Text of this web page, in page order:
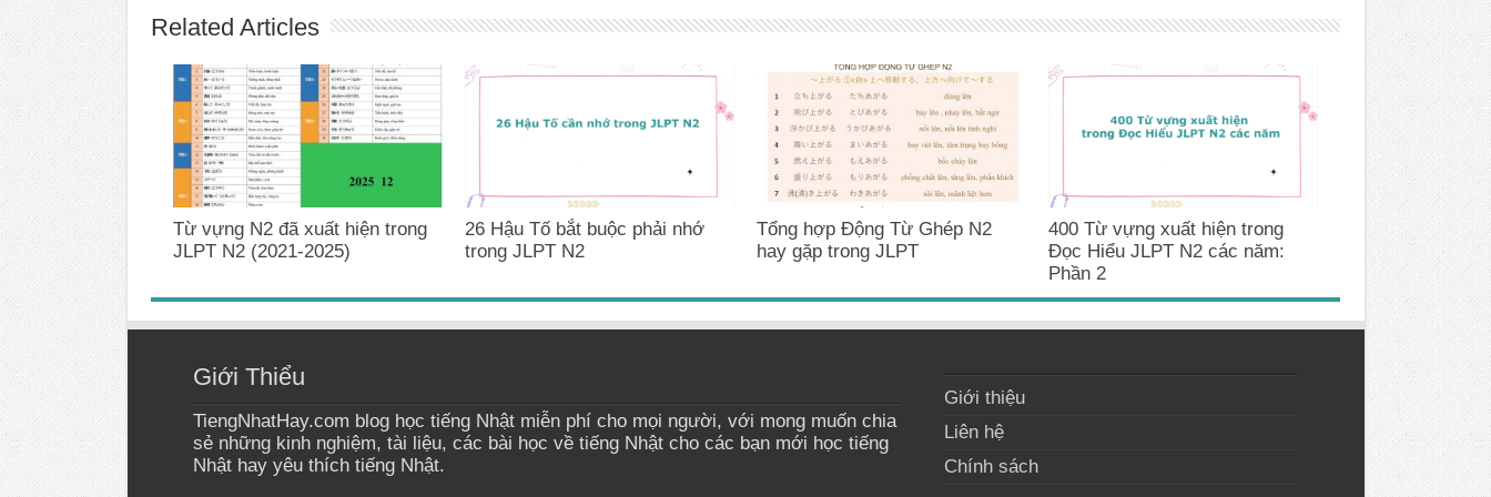
Related Articles
Từ vựng N2 đã xuất hiện trong
JLPT N2 (2021-2025)
26 Hậu Tố bắt buộc phải nhớ
trong JLPT N2
Tổng hợp Động Từ Ghép N2
hay gặp trong JLPT
400 Từ vựng xuất hiện trong
Đọc Hiểu JLPT N2 các năm:
Phần 2
Giới Thiểu
TiengNhatHay.com blog học tiếng Nhật miễn phí cho mọi người, với mong muốn chia
sẻ những kinh nghiệm, tài liệu, các bài học về tiếng Nhật cho các bạn mới học tiếng
Nhật hay yêu thích tiếng Nhật.
Giới thiệu
Liên hệ
Chính sách